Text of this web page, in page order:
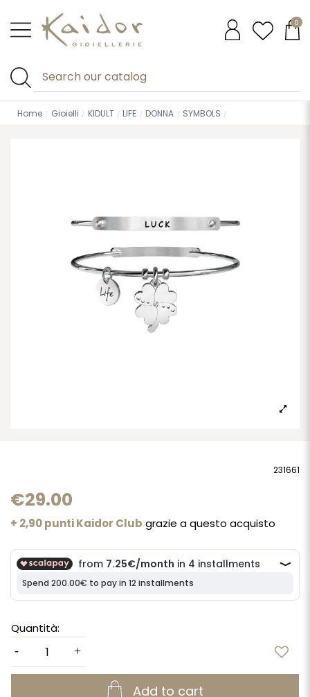
0
Home Gioielli KIDULT LIFE DONNA SYMBOLS
231661
€29.00
+ 2,90 punti Kaidor Club grazie a questo acquisto
Quantità:
Add to cart